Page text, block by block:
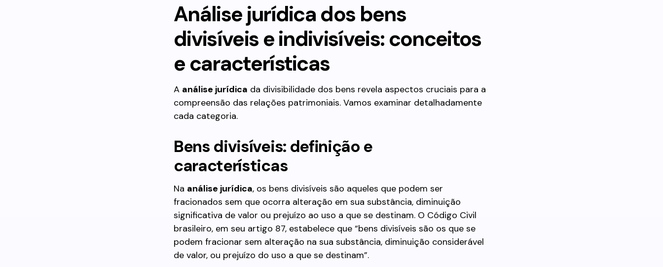
Análise jurídica dos bens
divisíveis e indivisíveis: conceitos
e características
A análise jurídica da divisibilidade dos bens revela aspectos cruciais para a
compreensão das relações patrimoniais. Vamos examinar detalhadamente
cada categoria.
Bens divisíveis: definição e
características
Na análise jurídica, os bens divisíveis são aqueles que podem ser
fracionados sem que ocorra alteração em sua substância, diminuição
significativa de valor ou prejuízo ao uso a que se destinam. O Código Civil
brasileiro, em seu artigo 87, estabelece que “bens divisíveis são os que se
podem fracionar sem alteração na sua substância, diminuição considerável
de valor, ou prejuízo do uso a que se destinam”.